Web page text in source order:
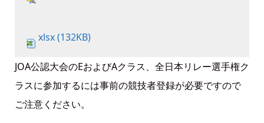
xlsx (132KB)
JOA公認大会のEおよびAクラス、全日本リレー選手権ク
ラスに参加するには事前の競技者登録が必要ですので
ご注意ください。